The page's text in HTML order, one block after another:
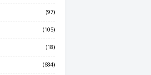
(97)
(105)
(18)
(684)